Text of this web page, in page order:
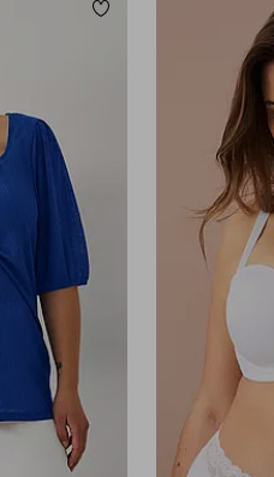
Toevoegen aan